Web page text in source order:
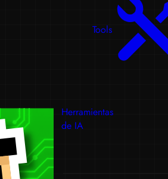
Tools
Herramientas
de IA